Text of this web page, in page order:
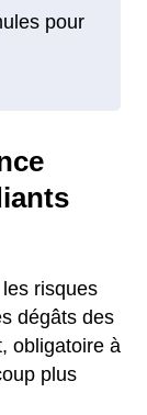
risques
dégâts des
obligatoire à
plus